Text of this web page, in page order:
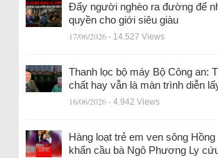
Đẩy người nghèo ra đường để
quyền cho giới siêu giàu
17/06/2026 - 14.527 Views
Thanh lọc bộ máy Bộ Công an:
chất hay vẫn là màn trình diễn
16/06/2026 - 4.942 Views
Hàng loạt trẻ em ven sông
khẩn cầu bà Ngô Phương Ly